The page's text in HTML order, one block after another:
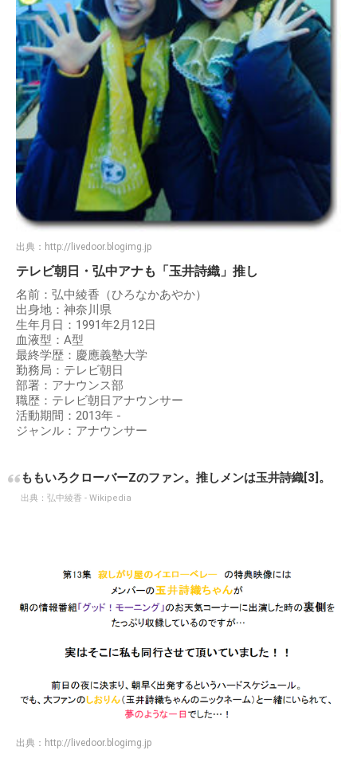
出典： http://livedoor.blogimg.jp
テレビ朝日・弘中アナも「玉井詩織」推し
名前：弘中綾香（ひろなかあやか）
出身地：神奈川県
生年月日：1991年2月12日
血液型：A型
最終学歴：慶應義塾大学
勤務局：テレビ朝日
部署：アナウンス部
職歴：テレビ朝日アナウンサー
活動期間：2013年 -
ジャンル：アナウンサー
ももいろクローバーZのファン。推しメンは玉井詩織[3]。
出典： 弘中綾香 - Wikipedia
出典： http://livedoor.blogimg.jp